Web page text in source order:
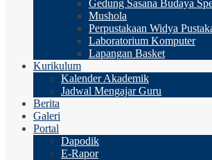
Gedung Sasana Budaya
Mushola
Perpustakaan Widya
Laboratorium Komputer
Lapangan Basket
Kurikulum
Kalender Akademik
Jadwal Mengajar Guru
Berita
Galeri
Portal
Dapodik
E-Rapor